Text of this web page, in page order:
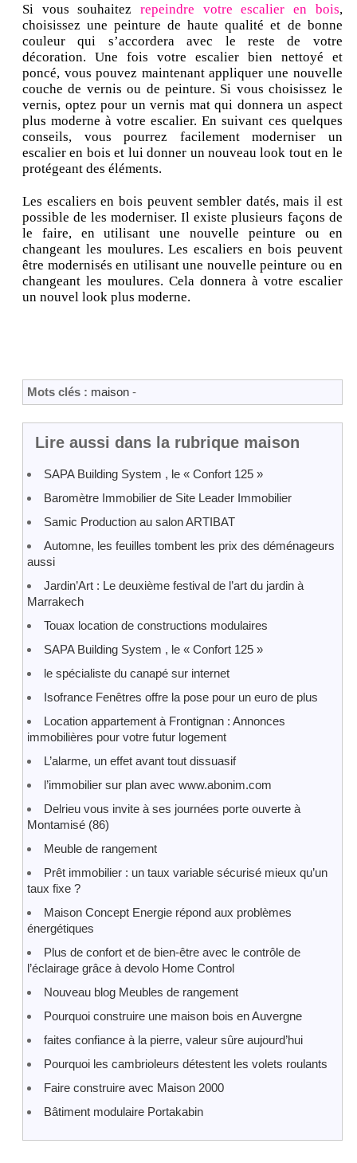
Si vous souhaitez repeindre votre escalier en bois,
choisissez une peinture de haute qualité et de bonne
couleur qui s’accordera avec le reste de votre
décoration. Une fois votre escalier bien nettoyé et
poncé, vous pouvez maintenant appliquer une nouvelle
couche de vernis ou de peinture. Si vous choisissez le
vernis, optez pour un vernis mat qui donnera un aspect
plus moderne à votre escalier. En suivant ces quelques
conseils, vous pourrez facilement moderniser un
escalier en bois et lui donner un nouveau look tout en le
protégeant des éléments.
Les escaliers en bois peuvent sembler datés, mais il est
possible de les moderniser. Il existe plusieurs façons de
le faire, en utilisant une nouvelle peinture ou en
changeant les moulures. Les escaliers en bois peuvent
être modernisés en utilisant une nouvelle peinture ou en
changeant les moulures. Cela donnera à votre escalier
un nouvel look plus moderne.
Mots clés : maison -
Lire aussi dans la rubrique maison
SAPA Building System , le « Confort 125 »
Baromètre Immobilier de Site Leader Immobilier
Samic Production au salon ARTIBAT
Automne, les feuilles tombent les prix des déménageurs
aussi
Jardin’Art : Le deuxième festival de l’art du jardin à
Marrakech
Touax location de constructions modulaires
SAPA Building System , le « Confort 125 »
le spécialiste du canapé sur internet
Isofrance Fenêtres offre la pose pour un euro de plus
Location appartement à Frontignan : Annonces
immobilières pour votre futur logement
L’alarme, un effet avant tout dissuasif
l’immobilier sur plan avec www.abonim.com
Delrieu vous invite à ses journées porte ouverte à
Montamisé (86)
Meuble de rangement
Prêt immobilier : un taux variable sécurisé mieux qu’un
taux fixe ?
Maison Concept Energie répond aux problèmes
énergétiques
Plus de confort et de bien-être avec le contrôle de
l’éclairage grâce à devolo Home Control
Nouveau blog Meubles de rangement
Pourquoi construire une maison bois en Auvergne
faites confiance à la pierre, valeur sûre aujourd’hui
Pourquoi les cambrioleurs détestent les volets roulants
Faire construire avec Maison 2000
Bâtiment modulaire Portakabin